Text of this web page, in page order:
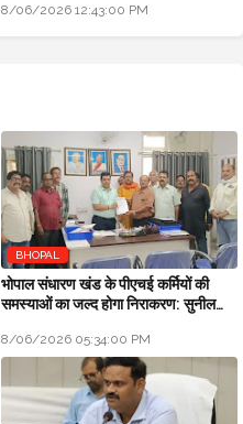
8/06/2026 12:43:00 PM
BHOPAL
भोपाल संधारण खंड के पीएचई कर्मियों की
समस्याओं का जल्द होगा निराकरण: सुनील
8/06/2026 05:34:00 PM